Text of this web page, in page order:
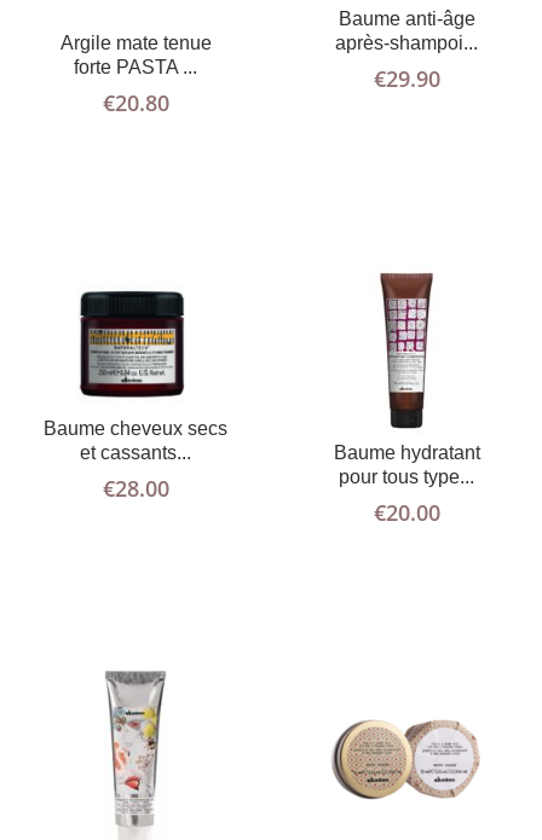
Argile mate tenue
forte PASTA ...
€20.80
Baume anti-âge
après-shampoi...
€29.90
Baume cheveux secs
et cassants...
€28.00
PANIER
D'INFOS
Baume hydratant
pour tous type...
€20.00
AJOUTER AU
PANIER
PLUS
D'INFOS
AJOUTER AU
PANIER
PLUS
D'INFOS
LIRE LA
SUITE
PLUS
D'INFOS